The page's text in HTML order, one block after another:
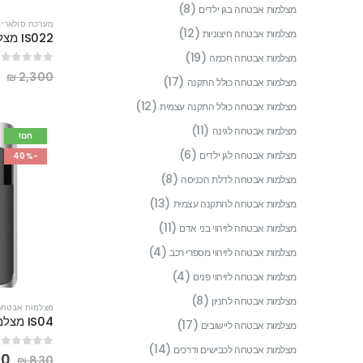
מערכת
₪2,300
חם!
-40%
מצלמות
מצלמות אבטחה בגן ילדים (8)
מצלמות אבטחה חיצוניות (12)
מצלמות אבטחה חכמה (19)
מצלמות אבטחה כולל התקנה (17)
מצלמות אבטחה כולל התקנה עצמית (12)
מצלמות אבטחה לגינה (11)
מצלמות אבטחה לגן ילדים (6)
מצלמות אבטחה לדלת הכניסה (8)
מצלמות אבטחה להתקנה עצמית (13)
מצלמות אבטחה לזיהוי בני אדם (11)
מצלמות אבטחה לזיהוי מספרי רכב (4)
מצלמות אבטחה לזיהוי פנים (4)
מצלמות אבטחה לחניון (8)
מצלמות אבטחה ליישובים (17)
מצלמות אבטחה לכבישים ודרכים (14)